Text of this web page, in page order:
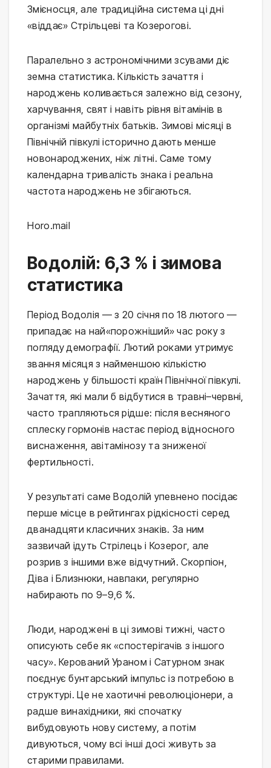
Змієносця, але традиційна система ці дні
«віддає» Стрільцеві та Козерогові.
Паралельно з астрономічними зсувами діє
земна статистика. Кількість зачаття і
народжень коливається залежно від сезону,
харчування, свят і навіть рівня вітамінів в
організмі майбутніх батьків. Зимові місяці в
Північній півкулі історично дають менше
новонароджених, ніж літні. Саме тому
календарна тривалість знака і реальна
частота народжень не збігаються.
⁠Horo.mail
Водолій: 6,3 % і зимова
статистика
Період Водолія — з 20 січня по 18 лютого —
припадає на най«порожніший» час року з
погляду демографії. Лютий роками утримує
звання місяця з найменшою кількістю
народжень у більшості країн Північної півкулі.
Зачаття, які мали б відбутися в травні–червні,
часто трапляються рідше: після весняного
сплеску гормонів настає період відносного
виснаження, авітамінозу та зниженої
фертильності.
У результаті саме Водолій упевнено посідає
перше місце в рейтингах рідкісності серед
дванадцяти класичних знаків. За ним
зазвичай ідуть Стрілець і Козерог, але
розрив з іншими вже відчутний. Скорпіон,
Діва і Близнюки, навпаки, регулярно
набирають по 9–9,6 %.
Люди, народжені в ці зимові тижні, часто
описують себе як «спостерігачів з іншого
часу». Керований Ураном і Сатурном знак
поєднує бунтарський імпульс із потребою в
структурі. Це не хаотичні революціонери, а
радше винахідники, які спочатку
вибудовують нову систему, а потім
дивуються, чому всі інші досі живуть за
старими правилами.